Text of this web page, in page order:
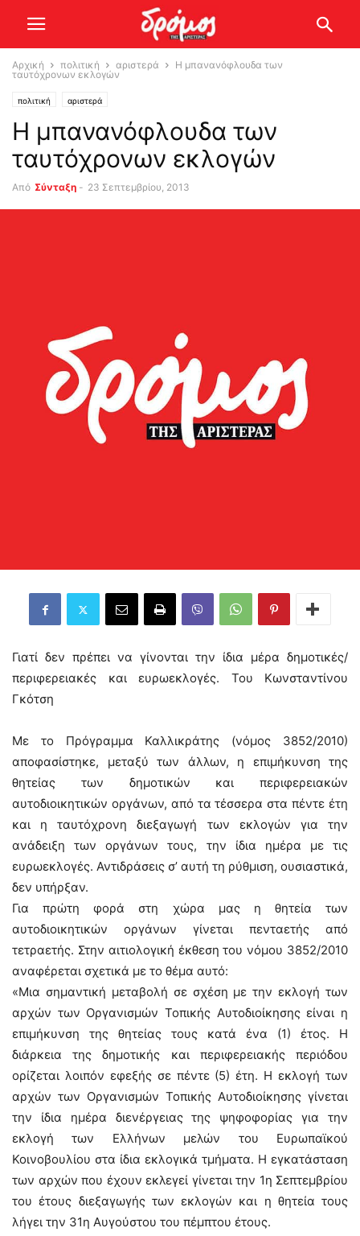
Αρχική πολιτική αριστερά
Η μπανανόφλουδα των
ταυτόχρονων εκλογών
πολιτική αριστερά
Η μπανανόφλουδα των
ταυτόχρονων εκλογών
Από Σύνταξη - 23 Σεπτεμβρίου, 2013
Γιατί δεν πρέπει να γίνονται την ίδια μέρα δημοτικές/
περιφερειακές και ευρωεκλογές. Του Κωνσταντίνου
Γκότση
Με το Πρόγραμμα Καλλικράτης (νόμος 3852/2010)
αποφασίστηκε, μεταξύ των άλλων, η επιμήκυνση της
θητείας των δημοτικών και περιφερειακών
αυτοδιοικητικών οργάνων, από τα τέσσερα στα πέντε έτη
και η ταυτόχρονη διεξαγωγή των εκλογών για την
ανάδειξη των οργάνων τους, την ίδια ημέρα με τις
ευρωεκλογές. Αντιδράσεις σ’ αυτή τη ρύθμιση, ουσιαστικά,
δεν υπήρξαν.
Για πρώτη φορά στη χώρα μας η θητεία των
αυτοδιοικητικών οργάνων γίνεται πενταετής από
τετραετής. Στην αιτιολογική έκθεση του νόμου 3852/2010
αναφέρεται σχετικά με το θέμα αυτό:
«Μια σημαντική μεταβολή σε σχέση με την εκλογή των
αρχών των Οργανισμών Τοπικής Αυτοδιοίκησης είναι η
επιμήκυνση της θητείας τους κατά ένα (1) έτος. Η
διάρκεια της δημοτικής και περιφερειακής περιόδου
ορίζεται λοιπόν εφεξής σε πέντε (5) έτη. Η εκλογή των
αρχών των Οργανισμών Τοπικής Αυτοδιοίκησης γίνεται
την ίδια ημέρα διενέργειας της ψηφοφορίας για την
εκλογή των Ελλήνων μελών του Ευρωπαϊκού
Κοινοβουλίου στα ίδια εκλογικά τμήματα. Η εγκατάσταση
των αρχών που έχουν εκλεγεί γίνεται την 1η Σεπτεμβρίου
του έτους διεξαγωγής των εκλογών και η θητεία τους
λήγει την 31η Αυγούστου του πέμπτου έτους.